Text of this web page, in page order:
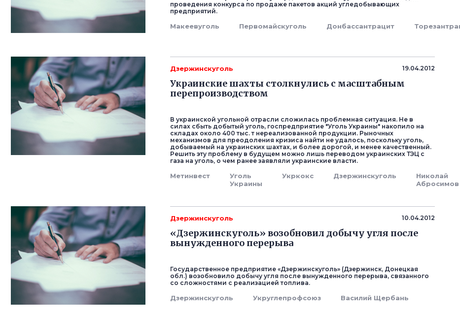
проведения конкурса по продаже пакетов акций угледобывающих
предприятий.
Макеевуголь Первомайскуголь Донбассантрацит
Дзержинскуголь 19.04.2012
Украинские шахты столкнулись с масштабным
перепроизводством
В украинской угольной отрасли сложилась проблемная ситуация. Не в
силах сбыть добытый уголь, госпредприятие "Уголь Украины" накопило на
складах около 400 тыс. т нереализованной продукции. Рыночных
механизмов для преодоления кризиса найти не удалось, поскольку уголь,
добываемый на украинских шахтах, и более дорогой, и менее качественный.
Решить эту проблему в будущем можно лишь переводом украинских ТЭЦ с
газа на уголь, о чем ранее заявляли украинские власти.
Метинвест
Уголь
Украины
Укркокс Дзержинскуголь
Николай
Абросимов
Дзержинскуголь 10.04.2012
«Дзержинскуголь» возобновил добычу угля после
вынужденного перерыва
Государственное предприятие «Дзержинскуголь» (Дзержинск, Донецкая
обл.) возобновило добычу угля после вынужденного перерыва, связанного
со сложностями с реализацией топлива.
Дзержинскуголь Укруглепрофсоюз Василий Щербань